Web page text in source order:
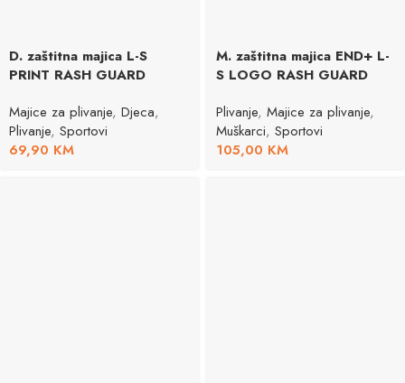
D. zaštitna majica L-S
PRINT RASH GUARD
Majice za plivanje, Djeca,
Plivanje, Sportovi
69,90 KM
M. zaštitna majica END+ L-
S LOGO RASH GUARD
Plivanje, Majice za plivanje,
Muškarci, Sportovi
105,00 KM